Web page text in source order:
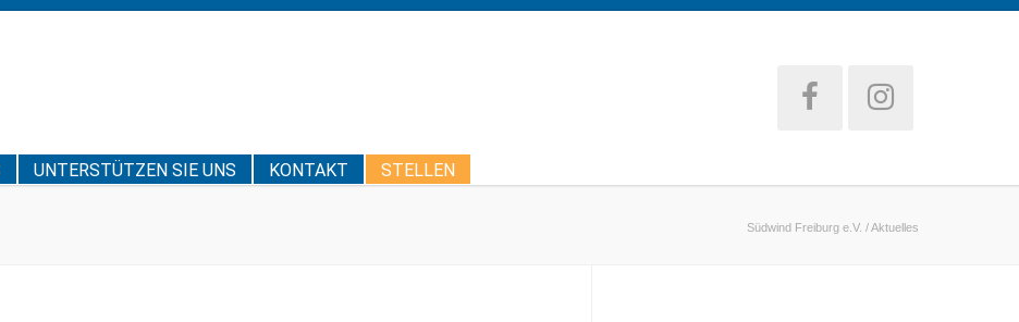
UNTERSTÜTZEN SIE UNS KONTAKT STELLEN
Südwind Freiburg e.V. /Aktuelles